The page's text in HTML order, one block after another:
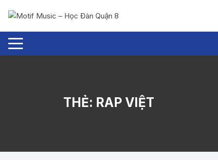
dung
THẺ: RAP VIỆT